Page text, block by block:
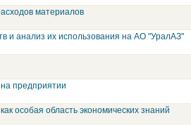
материалов
и анализ их использования на АО "УралАЗ"
предприятии
особая область экономических знаний